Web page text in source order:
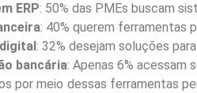
ERP: 50% das PMEs buscam
: 40% querem ferramentas
: 32% desejam soluções
bancária: Apenas 6% acessam
por meio dessas ferramentas